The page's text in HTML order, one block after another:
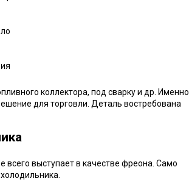
коллектора, под сварку и др. Именно
для торговли. Деталь востребована
всего выступает в качестве фреона. Само